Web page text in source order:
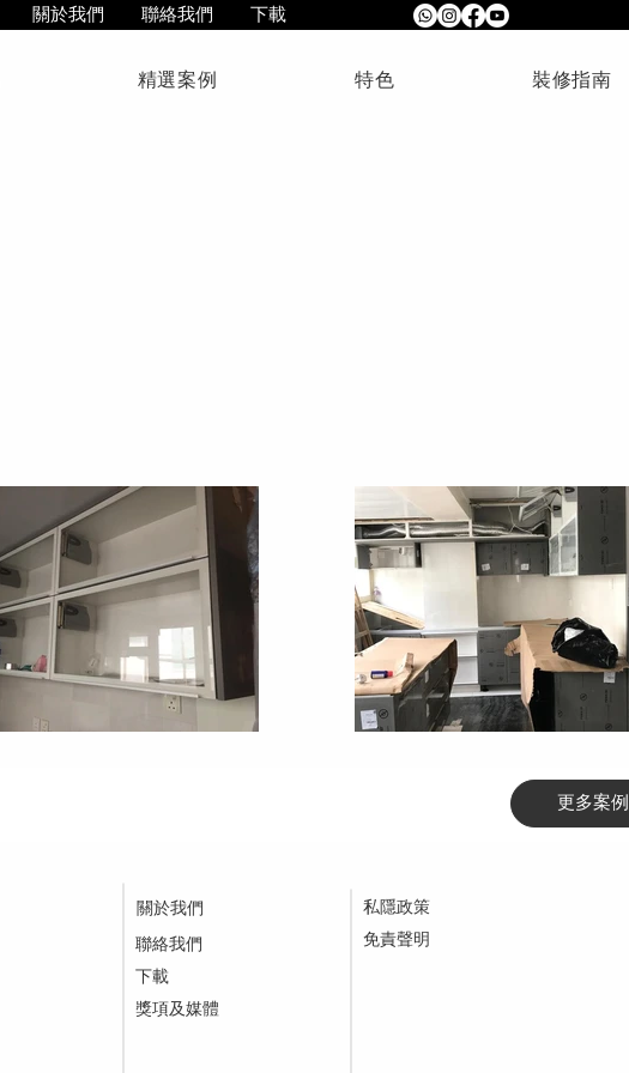
關於我們 聯絡我們 下載
精選案例 特色 裝修指南
更多案例
關於我們
聯絡我們
下載
​獎項及媒體
私隱政策
免責聲明